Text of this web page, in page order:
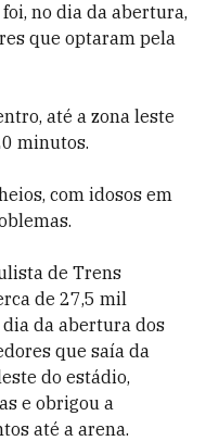
no dia da abertura,
que optaram pela
até a zona leste
minutos.
com idosos em
de Trens
de 27,5 mil
da abertura dos
que saía da
do estádio,
e obrigou a
até a arena.